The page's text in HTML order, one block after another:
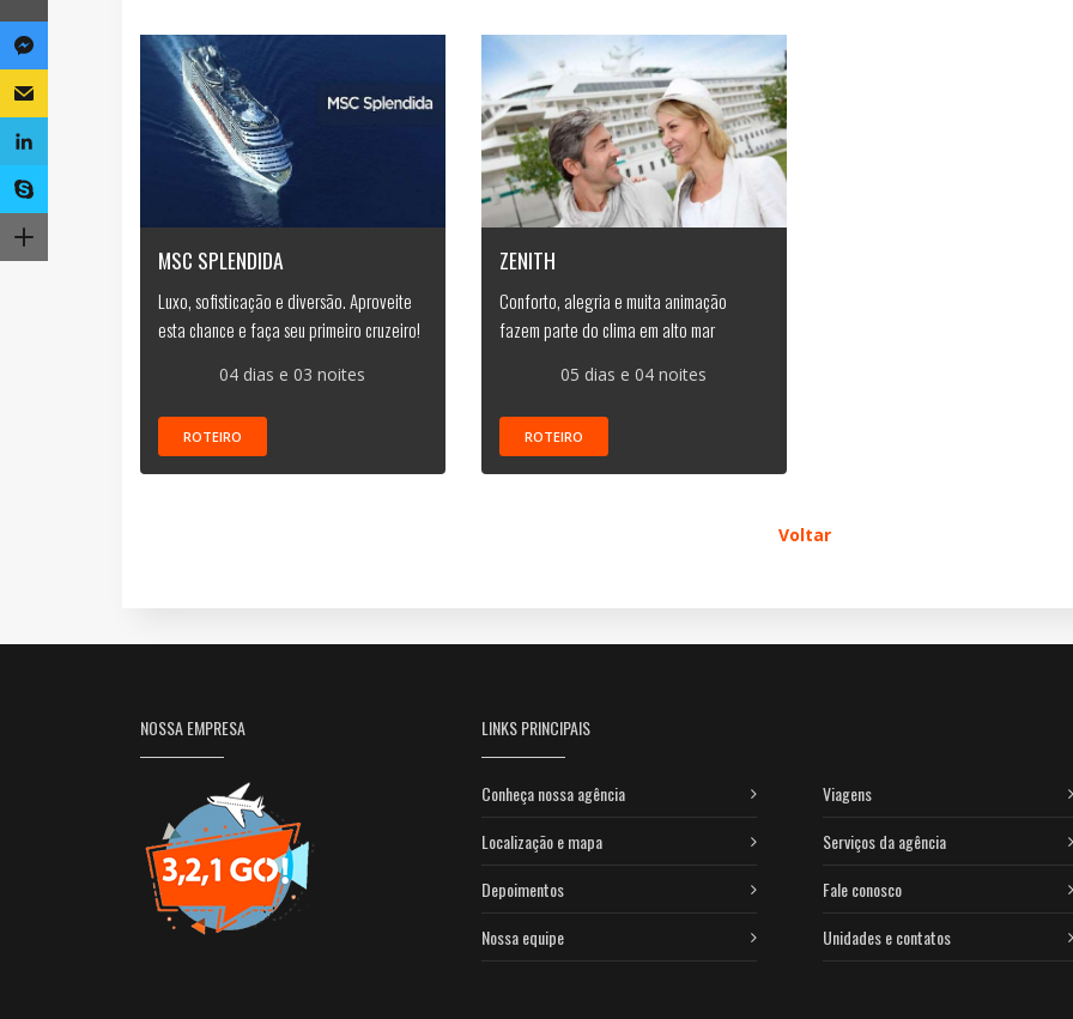
MSC SPLENDIDA
Luxo, sofisticação e diversão. Aproveite
esta chance e faça seu primeiro cruzeiro!
04 dias e 03 noites
ROTEIRO
ZENITH
Conforto, alegria e muita animação
fazem parte do clima em alto mar
05 dias e 04 noites
ROTEIRO
Voltar
NOSSA EMPRESA LINKS PRINCIPAIS
Conheça nossa agência
Localização e mapa
Depoimentos
Nossa equipe
Viagens
Serviços da agência
Fale conosco
Unidades e contatos